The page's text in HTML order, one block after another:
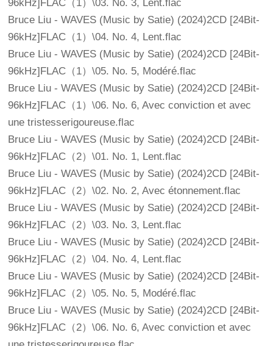
96kHz]FLAC（1）\03. No. 3, Lent.flac
Bruce Liu - WAVES (Music by Satie) (2024)2CD [24Bit-
96kHz]FLAC（1）\04. No. 4, Lent.flac
Bruce Liu - WAVES (Music by Satie) (2024)2CD [24Bit-
96kHz]FLAC（1）\05. No. 5, Modéré.flac
Bruce Liu - WAVES (Music by Satie) (2024)2CD [24Bit-
96kHz]FLAC（1）\06. No. 6, Avec conviction et avec
une tristesserigoureuse.flac
Bruce Liu - WAVES (Music by Satie) (2024)2CD [24Bit-
96kHz]FLAC（2）\01. No. 1, Lent.flac
Bruce Liu - WAVES (Music by Satie) (2024)2CD [24Bit-
96kHz]FLAC（2）\02. No. 2, Avec étonnement.flac
Bruce Liu - WAVES (Music by Satie) (2024)2CD [24Bit-
96kHz]FLAC（2）\03. No. 3, Lent.flac
Bruce Liu - WAVES (Music by Satie) (2024)2CD [24Bit-
96kHz]FLAC（2）\04. No. 4, Lent.flac
Bruce Liu - WAVES (Music by Satie) (2024)2CD [24Bit-
96kHz]FLAC（2）\05. No. 5, Modéré.flac
Bruce Liu - WAVES (Music by Satie) (2024)2CD [24Bit-
96kHz]FLAC（2）\06. No. 6, Avec conviction et avec